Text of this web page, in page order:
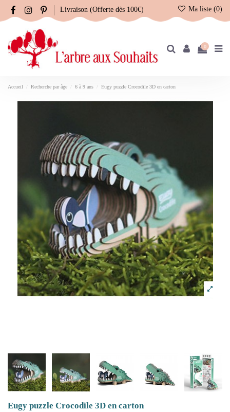
Livraison (Offerte dès 100€) Ma liste (0)
0
Accueil Recherche par âge 6 à 9 ans Eugy puzzle Crocodile 3D en carton
Eugy puzzle Crocodile 3D en carton